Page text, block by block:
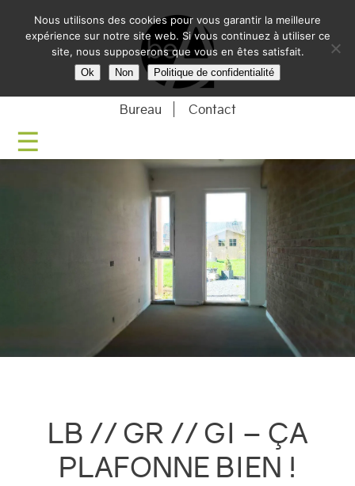
BE-
Bureau Contact
LB // GR // GI – ÇA
PLAFONNE BIEN !
Nous utilisons des cookies pour vous garantir la meilleure
expérience sur notre site web. Si vous continuez à utiliser ce
site, nous supposerons que vous en êtes satisfait.
Ok Non Politique de confidentialité